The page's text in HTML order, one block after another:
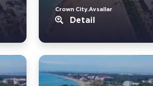
Crown City.Avsallar
Detail